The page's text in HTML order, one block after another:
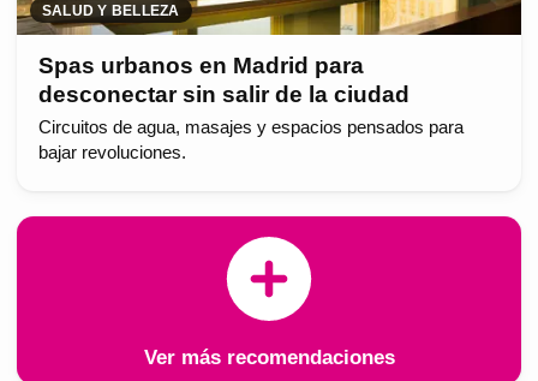
SALUD Y BELLEZA
Spas urbanos en Madrid para
desconectar sin salir de la ciudad
Circuitos de agua, masajes y espacios pensados para
bajar revoluciones.
Ver más recomendaciones